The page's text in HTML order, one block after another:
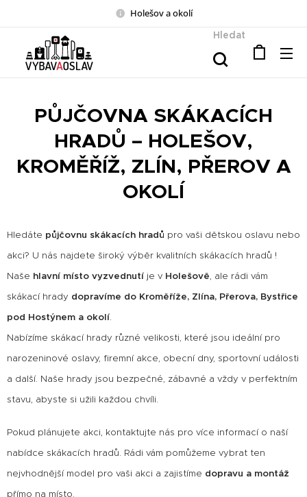
Holešov a okolí
Hledat
PŮJČOVNA SKÁKACÍCH
HRADŮ – HOLEŠOV,
KROMĚŘÍŽ, ZLÍN, PŘEROV A
OKOLÍ
Hledáte půjčovnu skákacích hradů pro vaši dětskou oslavu nebo
akci? U nás najdete široký výběr kvalitních skákacích hradů !
Naše hlavní místo vyzvednutí je v Holešově, ale rádi vám
skákací hrady dopravíme do Kroměříže, Zlína, Přerova, Bystřice
pod Hostýnem a okolí.
Nabízíme skákací hrady různé velikosti, které jsou ideální pro
narozeninové oslavy, firemní akce, obecní dny, sportovní události
a další. Naše hrady jsou bezpečné, zábavné a vždy v perfektním
stavu, abyste si užili každou chvíli.
Pokud plánujete akci, kontaktujte nás pro více informací o naší
nabídce skákacích hradů. Rádi vám pomůžeme vybrat ten
nejvhodnější model pro vaši akci a zajistíme dopravu a montáž
přímo na místo.